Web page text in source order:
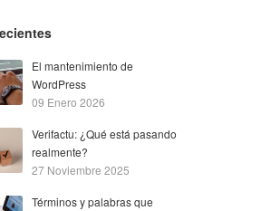
El mantenimiento de
WordPress
09 Enero 2026
Verifactu: ¿Qué está pasando
realmente?
27 Noviembre 2025
Términos y palabras que